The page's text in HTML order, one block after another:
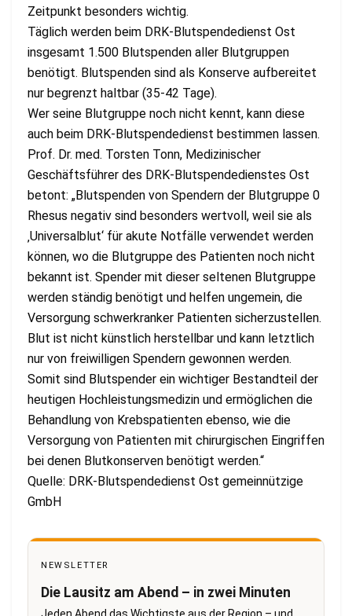
Zeitpunkt besonders wichtig.
Täglich werden beim DRK-Blutspendedienst Ost
insgesamt 1.500 Blutspenden aller Blutgruppen
benötigt. Blutspenden sind als Konserve aufbereitet
nur begrenzt haltbar (35-42 Tage).
Wer seine Blutgruppe noch nicht kennt, kann diese
auch beim DRK-Blutspendedienst bestimmen lassen.
Prof. Dr. med. Torsten Tonn, Medizinischer
Geschäftsführer des DRK-Blutspendedienstes Ost
betont: „Blutspenden von Spendern der Blutgruppe 0
Rhesus negativ sind besonders wertvoll, weil sie als
‚Universalblut‘ für akute Notfälle verwendet werden
können, wo die Blutgruppe des Patienten noch nicht
bekannt ist. Spender mit dieser seltenen Blutgruppe
werden ständig benötigt und helfen ungemein, die
Versorgung schwerkranker Patienten sicherzustellen.
Blut ist nicht künstlich herstellbar und kann letztlich
nur von freiwilligen Spendern gewonnen werden.
Somit sind Blutspender ein wichtiger Bestandteil der
heutigen Hochleistungsmedizin und ermöglichen die
Behandlung von Krebspatienten ebenso, wie die
Versorgung von Patienten mit chirurgischen Eingriffen
bei denen Blutkonserven benötigt werden.“
Quelle: DRK-Blutspendedienst Ost gemeinnützige
GmbH
NEWSLETTER
Die Lausitz am Abend – in zwei Minuten
Jeden Abend das Wichtigste aus der Region – und